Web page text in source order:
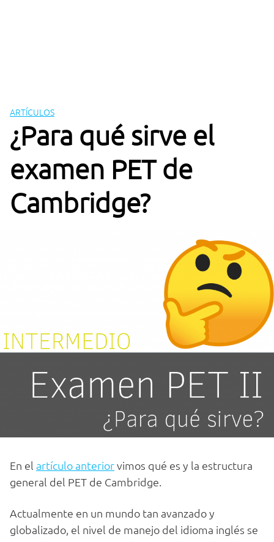
ARTÍCULOS
¿Para qué sirve el
examen PET de
Cambridge?
En el artículo anteriorvimos qué es y la estructura
general del PET de Cambridge.
Actualmente en un mundo tan avanzado y
globalizado, el nivel de manejo del idioma inglés se